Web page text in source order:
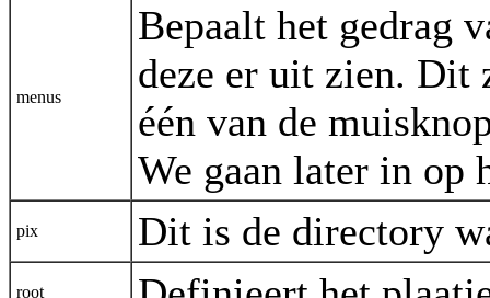
menus
Bepaalt het gedrag
deze er uit zien. Dit
één van de
We gaan later in op
pix Dit is de directory
root